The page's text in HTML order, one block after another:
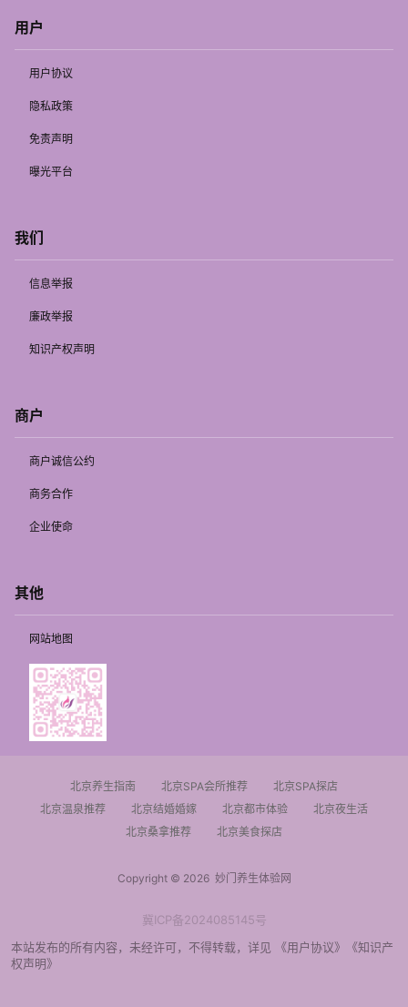
用户
用户协议
隐私政策
免责声明
曝光平台
我们
信息举报
廉政举报
知识产权声明
商户
商户诚信公约
商务合作
企业使命
其他
网站地图
北京养生指南 北京SPA会所推荐
北京SPA探店
北京温泉推荐
北京结婚婚嫁 北京都市体验
北京夜生活
北京桑拿推荐
北京美食探店
Copyright © 2026妙门养生体验网
冀ICP备2024085145号
本站发布的所有内容，未经许可，不得转载，详见
《用户协议》
《知识产
权声明》